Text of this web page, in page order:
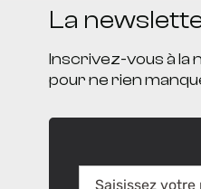
La
Inscrivez-vous à la
pour ne rien